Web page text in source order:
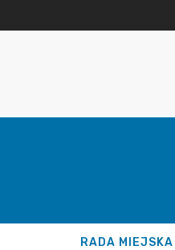
RADA MIEJSKA